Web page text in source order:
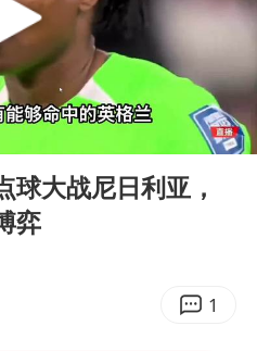
你一招提升气血
全球首个长时储能一体化产业园量产
四川宜宾市高县4.9级地震致1人死亡
科技：股票交易异常波动
储板块集体大跌
05:37
球大战尼日利亚，
弈
1